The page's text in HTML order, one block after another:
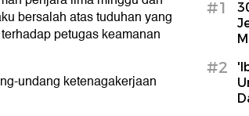
bersalah atas tuduhan yang
petugas keamanan
undang ketenagakerjaan
#1
#2